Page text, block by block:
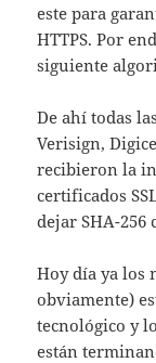
este para
HTTPS. Por
siguiente
De ahí todas
Verisign,
recibieron la
certificados
dejar SHA-
Hoy día ya los
obviamente)
tecnológico y
están